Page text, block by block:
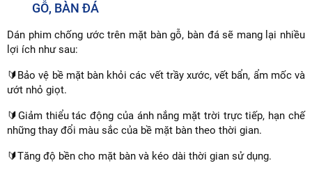
GỖ, BÀN ĐÁ
Dán phim chống ước trên mặt bàn gỗ, bàn đá sẽ mang lại nhiều
lợi ích như sau:
🔰Bảo vệ bề mặt bàn khỏi các vết trầy xước, vết bẩn, ẩm mốc và
ướt nhỏ giọt.
🔰Giảm thiểu tác động của ánh nắng mặt trời trực tiếp, hạn chế
những thay đổi màu sắc của bề mặt bàn theo thời gian.
🔰Tăng độ bền cho mặt bàn và kéo dài thời gian sử dụng.